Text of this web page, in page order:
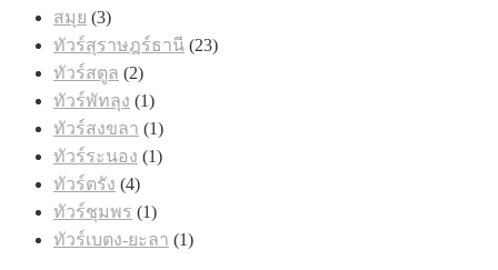
สมุย 33
สินค้า
ทัวร์สุราษฎร์ธานี 2323
ทัวร์สตูล 22
สินค้า
ทัวร์พัทลุง 11
สินค้า
ทัวร์สงขลา 11
สินค้า
ทัวร์ระนอง 11
ทัวร์ตรัง 44
สินค้า
ทัวร์ชุมพร 11
สินค้า
ทัวร์เบตง-ยะลา 11